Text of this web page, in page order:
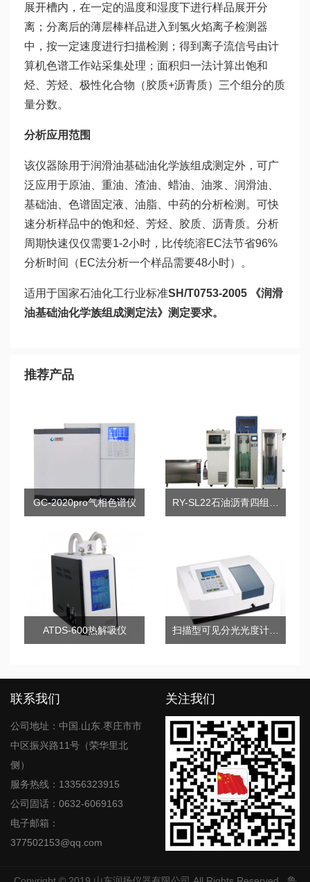
展开槽内，在一定的温度和湿度下进行样品展开分
离；分离后的薄层棒样品进入到氢火焰离子检测器
中，按一定速度进行扫描检测；得到离子流信号由计
算机色谱工作站采集处理；面积归一法计算出饱和
烃、芳烃、极性化合物（胶质+沥青质）三个组分的质
量分数。
分析应用范围
该仪器除用于润滑油基础油化学族组成测定外，可广
泛应用于原油、重油、渣油、蜡油、油浆、润滑油、
基础油、色谱固定液、油脂、中药的分析检测。可快
速分析样品中的饱和烃、芳烃、胶质、沥青质。分析
周期快速仅仅需要1-2小时，比传统溶EC法节省96%
分析时间（EC法分析一个样品需要48小时）。
适用于国家石油化工行业标准SH/T0753-2005 《润滑
油基础油化学族组成测定法》测定要求。
推荐产品
GC-2020pro气相色谱仪
ATDS-600热解吸仪
联系我们
公司地址：中国.山东.枣庄市市
中区振兴路11号（荣华里北
侧）
服务热线：13356323915
公司固话：0632-6069163
电子邮箱：
377502153@qq.com
关注我们